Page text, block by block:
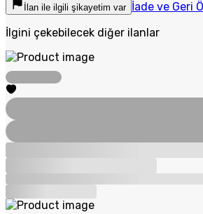
İlan ile ilgili şikayetim var İade ve Geri
İlgini çekebilecek diğer ilanlar